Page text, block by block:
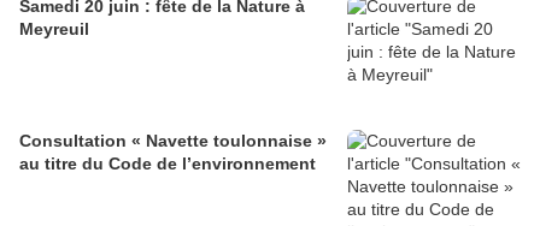
Samedi 20 juin : fête de la Nature à
Meyreuil
Consultation « Navette toulonnaise »
au titre du Code de l’environnement